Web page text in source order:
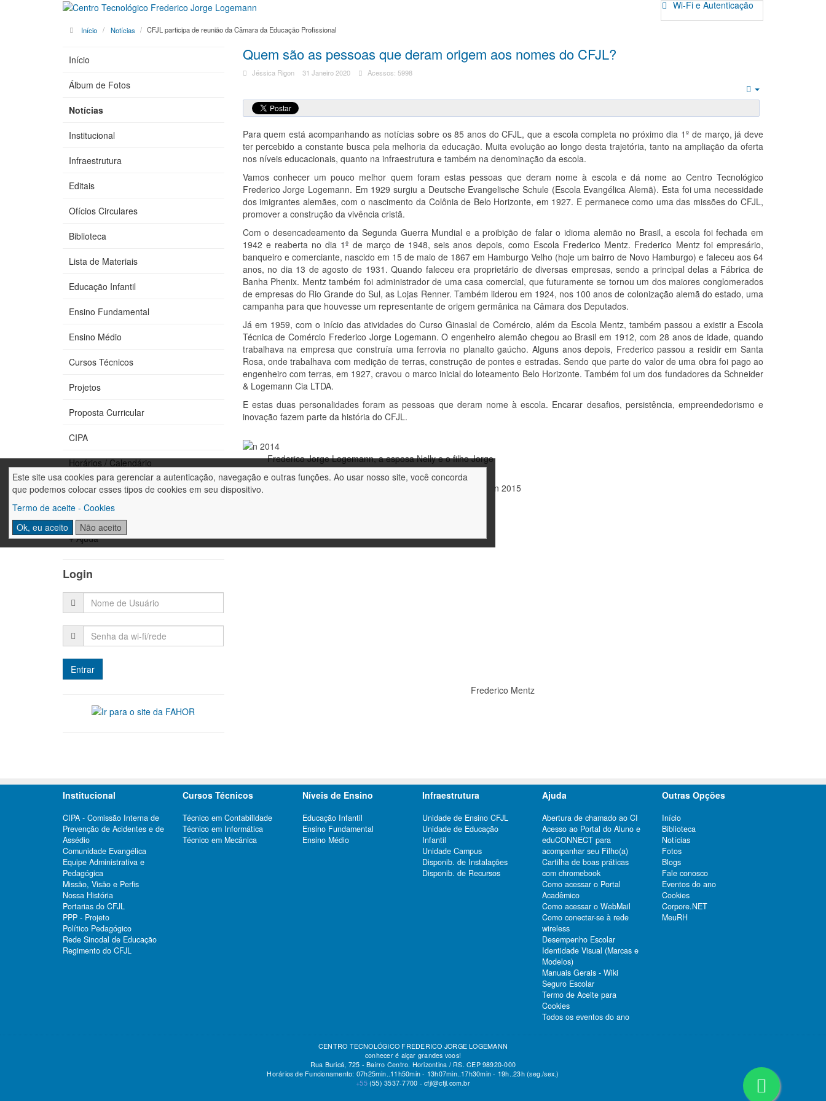
Este site usa cookies para gerenciar a autenticação, navegação e outras funções. Ao usar nosso site, você concorda
que podemos colocar esses tipos de cookies em seu dispositivo.
Termo de aceite - Cookies
Ok, eu aceito
Não aceito
Wi-Fi e Autenticação
Início Notícias CFJL participa de reunião da Câmara da Educação Profissional
Quem são as pessoas que deram origem aos nomes do CFJL?
Jéssica Rigon 31 Janeiro 2020 Acessos: 5998
Empty
Para quem está acompanhando as notícias sobre os 85 anos do CFJL, que a escola completa no próximo dia 1º de março, já deve
ter percebido a constante busca pela melhoria da educação. Muita evolução ao longo desta trajetória, tanto na ampliação da oferta
nos níveis educacionais, quanto na infraestrutura e também na denominação da escola.
Vamos conhecer um pouco melhor quem foram estas pessoas que deram nome à escola e dá nome ao Centro Tecnológico
Frederico Jorge Logemann. Em 1929 surgiu a Deutsche Evangelische Schule (Escola Evangélica Alemã). Esta foi uma necessidade
dos imigrantes alemães, com o nascimento da Colônia de Belo Horizonte, em 1927. E permanece como uma das missões do CFJL,
promover a construção da vivência cristã.
Com o desencadeamento da Segunda Guerra Mundial e a proibição de falar o idioma alemão no Brasil, a escola foi fechada em
1942 e reaberta no dia 1º de março de 1948, seis anos depois, como Escola Frederico Mentz. Frederico Mentz foi empresário,
banqueiro e comerciante, nascido em 15 de maio de 1867 em Hamburgo Velho (hoje um bairro de Novo Hamburgo) e faleceu aos 64
anos, no dia 13 de agosto de 1931. Quando faleceu era proprietário de diversas empresas, sendo a principal delas a Fábrica de
Banha Phenix. Mentz também foi administrador de uma casa comercial, que futuramente se tornou um dos maiores conglomerados
de empresas do Rio Grande do Sul, as Lojas Renner. Também liderou em 1924, nos 100 anos de colonização alemã do estado, uma
campanha para que houvesse um representante de origem germânica na Câmara dos Deputados.
Já em 1959, com o início das atividades do Curso Ginasial de Comércio, além da Escola Mentz, também passou a existir a Escola
Técnica de Comércio Frederico Jorge Logemann. O engenheiro alemão chegou ao Brasil em 1912, com 28 anos de idade, quando
trabalhava na empresa que construía uma ferrovia no planalto gaúcho. Alguns anos depois, Frederico passou a residir em Santa
Rosa, onde trabalhava com medição de terras, construção de pontes e estradas. Sendo que parte do valor de uma obra foi pago ao
engenheiro com terras, em 1927, cravou o marco inicial do loteamento Belo Horizonte. Também foi um dos fundadores da Schneider
& Logemann Cia LTDA.
E estas duas personalidades foram as pessoas que deram nome à escola. Encarar desafios, persistência, empreendedorismo e
inovação fazem parte da história do CFJL.
Frederico Jorge Logemann, a esposa Nelly e o filho Jorge
Frederico Mentz
Início
Álbum de Fotos
Notícias
Institucional
Infraestrutura
Editais
Ofícios Circulares
Biblioteca
Lista de Materiais
Educação Infantil
Ensino Fundamental
Ensino Médio
Cursos Técnicos
Projetos
Proposta Curricular
CIPA
Horários / Calendário
Fale conosco
Trabalhe conosco
+ Ajuda
Login
Institucional
CIPA - Comissão Interna de
Prevenção de Acidentes e de
Assédio
Comunidade Evangélica
Equipe Administrativa e
Pedagógica
Missão, Visão e Perfis
Nossa História
Portarias do CFJL
PPP - Projeto
Político Pedagógico
Rede Sinodal de Educação
Regimento do CFJL
Cursos Técnicos
Técnico em Contabilidade
Técnico em Informática
Técnico em Mecânica
Níveis de Ensino
Educação Infantil
Ensino Fundamental
Ensino Médio
Infraestrutura
Unidade de Ensino CFJL
Unidade de Educação
Infantil
Unidade Campus
Disponib. de Instalações
Disponib. de Recursos
Ajuda
Abertura de chamado ao CI
Acesso ao Portal do Aluno e
eduCONNECT para
acompanhar seu Filho(a)
Cartilha de boas práticas
com chromebook
Como acessar o Portal
Acadêmico
Como acessar o WebMail
Como conectar-se à rede
wireless
Desempenho Escolar
Identidade Visual (Marcas e
Modelos)
Manuais Gerais - Wiki
Seguro Escolar
Termo de Aceite para
Cookies
Todos os eventos do ano
Outras Opções
Início
Biblioteca
Notícias
Fotos
Blogs
Fale conosco
Eventos do ano
Cookies
Corpore.NET
MeuRH
CENTRO TECNOLÓGICO FREDERICO JORGE LOGEMANN
conhecer é alçar grandes voos!
Rua Buricá, 725 - Bairro Centro. Horizontina / RS. CEP 98920-000
Horários de Funcionamento: 07h25min..11h50min - 13h07min..17h30min - 19h..23h (seg./sex.)
+55 (55) 3537-7700 -cfjl@cfjl.com.br